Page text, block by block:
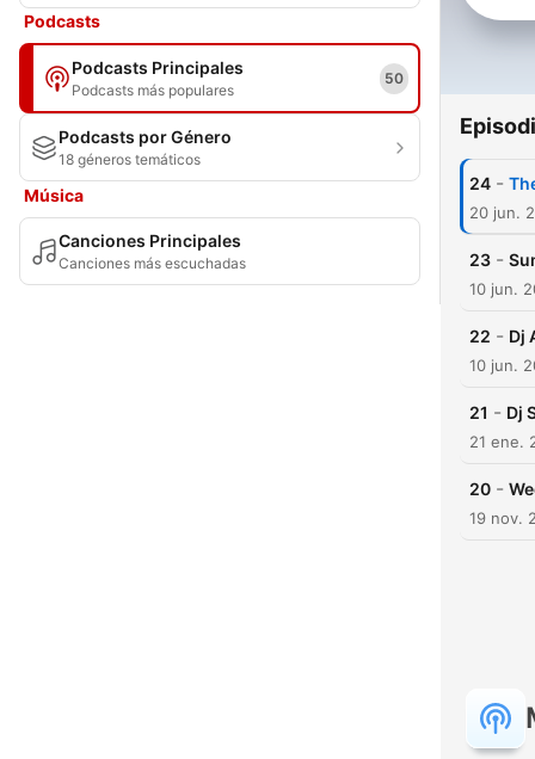
Podcasts
Podcasts Principales
Podcasts más populares
50
Podcasts por Género
18 géneros temáticos
Música
Canciones Principales
Canciones más escuchadas
24 -
20 jun.
23 -
10 jun.
22 - Dj
10 jun.
21 - Dj
21 ene.
20 -
19 nov.